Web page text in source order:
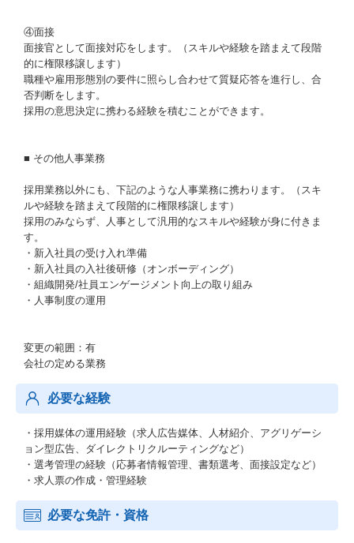
④面接
面接官として面接対応をします。（スキルや経験を踏まえて段階
的に権限移譲します）
職種や雇用形態別の要件に照らし合わせて質疑応答を進行し、合
否判断をします。
採用の意思決定に携わる経験を積むことができます。
■ その他人事業務
採用業務以外にも、下記のような人事業務に携わります。（スキ
ルや経験を踏まえて段階的に権限移譲します）
採用のみならず、人事として汎用的なスキルや経験が身に付きま
す。
・新入社員の受け入れ準備
・新入社員の入社後研修（オンボーディング）
・組織開発/社員エンゲージメント向上の取り組み
・人事制度の運用
変更の範囲：有
会社の定める業務
必要な経験
・採用媒体の運用経験（求人広告媒体、人材紹介、アグリゲーシ
ョン型広告、ダイレクトリクルーティングなど）
・選考管理の経験（応募者情報管理、書類選考、面接設定など）
・求人票の作成・管理経験
必要な免許・資格